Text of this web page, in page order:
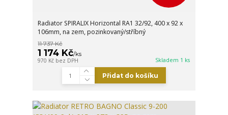
Radiator SPIRALIX Horizontal RA1 32/92, 400 x 92 x
106mm, na zem, pozinkovaný/stříbný
11 737 Kč
1 174 Kč/ks
970 Kč bez DPH Skladem 1 ks
Přidat do košíku